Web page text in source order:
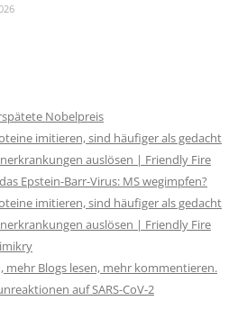
Nobelpreis
imitieren, sind häufiger als gedacht
auslösen | Friendly Fire
Epstein-Barr-Virus: MS wegimpfen?
imitieren, sind häufiger als gedacht
auslösen | Friendly Fire
mehr Blogs lesen, mehr kommentieren.
auf SARS-CoV-2